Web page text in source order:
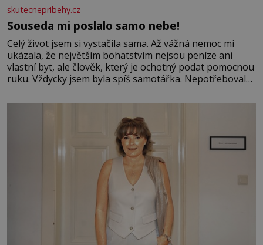
skutecnepribehy.cz
Souseda mi poslalo samo nebe!
Celý život jsem si vystačila sama. Až vážná nemoc mi
ukázala, že největším bohatstvím nejsou peníze ani
vlastní byt, ale člověk, který je ochotný podat pomocnou
ruku. Vždycky jsem byla spíš samotářka. Nepotřebovala
mi knihy, práce a hlavně klid. Hned po studiích jsem